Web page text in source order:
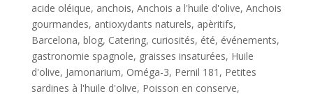
acide oléique, anchois, Anchois a l'huile d'olive, Anchois
gourmandes, antioxydants naturels, apèritifs,
Barcelona, blog, Catering, curiosités, été, événements,
gastronomie spagnole, graisses insaturées, Huile
d'olive, Jamonarium, Oméga-3, Pernil 181 , Petites
sardines à l'huile d'olive, Poisson en conserve,